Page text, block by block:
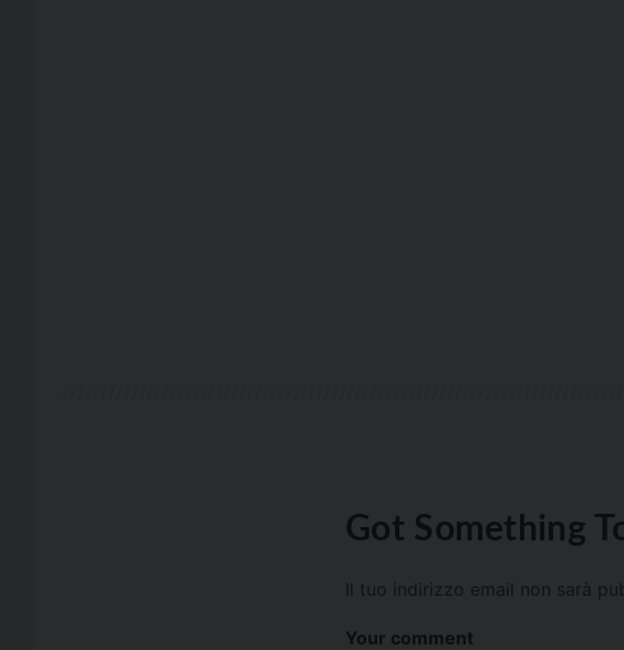
Got Something
Il tuo indirizzo email non sarà
Your comment